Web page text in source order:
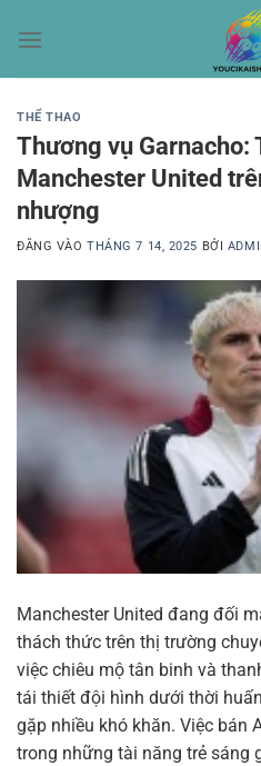
qua
THỂ THAO
Thương vụ Garnacho:
Manchester United
nhượng
ĐĂNG VÀOTHÁNG 7 14, 2025 BỞI
Manchester United đang đối
thách thức trên thị trường
việc chiêu mộ tân binh và
tái thiết đội hình dưới thời
gặp nhiều khó khăn. Việc bán
trong những tài năng trẻ sáng